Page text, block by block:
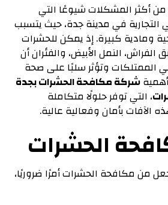
أكثر المشكلات شيوعًا التي
التجارية في مدينة جدة، حيث يتسبب
ومادية كبيرة. إذ يمكن للحشرات
الفراش، النمل الأبيض، والفئران أن
الممتلكات وتؤثر سلبًا على صحة
أهميةشركة مكافحة الحشرات بجدة
، التي توفر حلولًا متكاملة
الآفات بأمان وفعالية عالية.
الحشرات
من مكافحة الحشرات أمرًا ضروريًا،